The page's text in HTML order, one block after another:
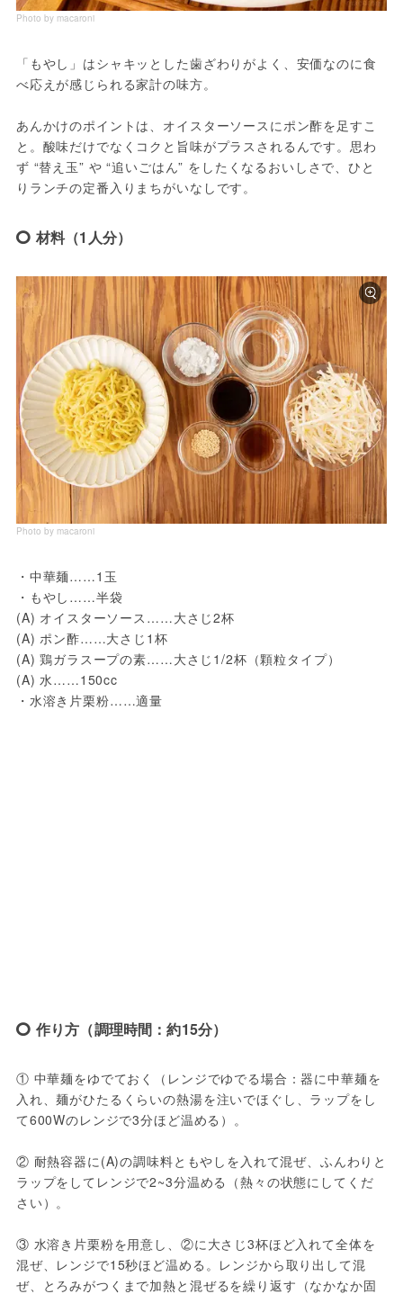
Photo by macaroni
「もやし」はシャキッとした歯ざわりがよく、安価なのに食
べ応えが感じられる家計の味方。
あんかけのポイントは、オイスターソースにポン酢を足すこ
と。酸味だけでなくコクと旨味がプラスされるんです。思わ
ず “替え玉” や “追いごはん” をしたくなるおいしさで、ひと
りランチの定番入りまちがいなしです。
材料（1人分）
Photo by macaroni
・中華麺……1玉
・もやし……半袋
(A) オイスターソース……大さじ2杯
(A) ポン酢……大さじ1杯
(A) 鶏ガラスープの素……大さじ1/2杯（顆粒タイプ）
(A) 水……150cc
・水溶き片栗粉……適量
作り方（調理時間：約15分）
① 中華麺をゆでておく（レンジでゆでる場合：器に中華麺を
入れ、麺がひたるくらいの熱湯を注いでほぐし、ラップをし
て600Wのレンジで3分ほど温める）。
② 耐熱容器に(A)の調味料ともやしを入れて混ぜ、ふんわりと
ラップをしてレンジで2~3分温める（熱々の状態にしてくだ
さい）。
③ 水溶き片栗粉を用意し、②に大さじ3杯ほど入れて全体を
混ぜ、レンジで15秒ほど温める。レンジから取り出して混
ぜ、とろみがつくまで加熱と混ぜるを繰り返す（なかなか固